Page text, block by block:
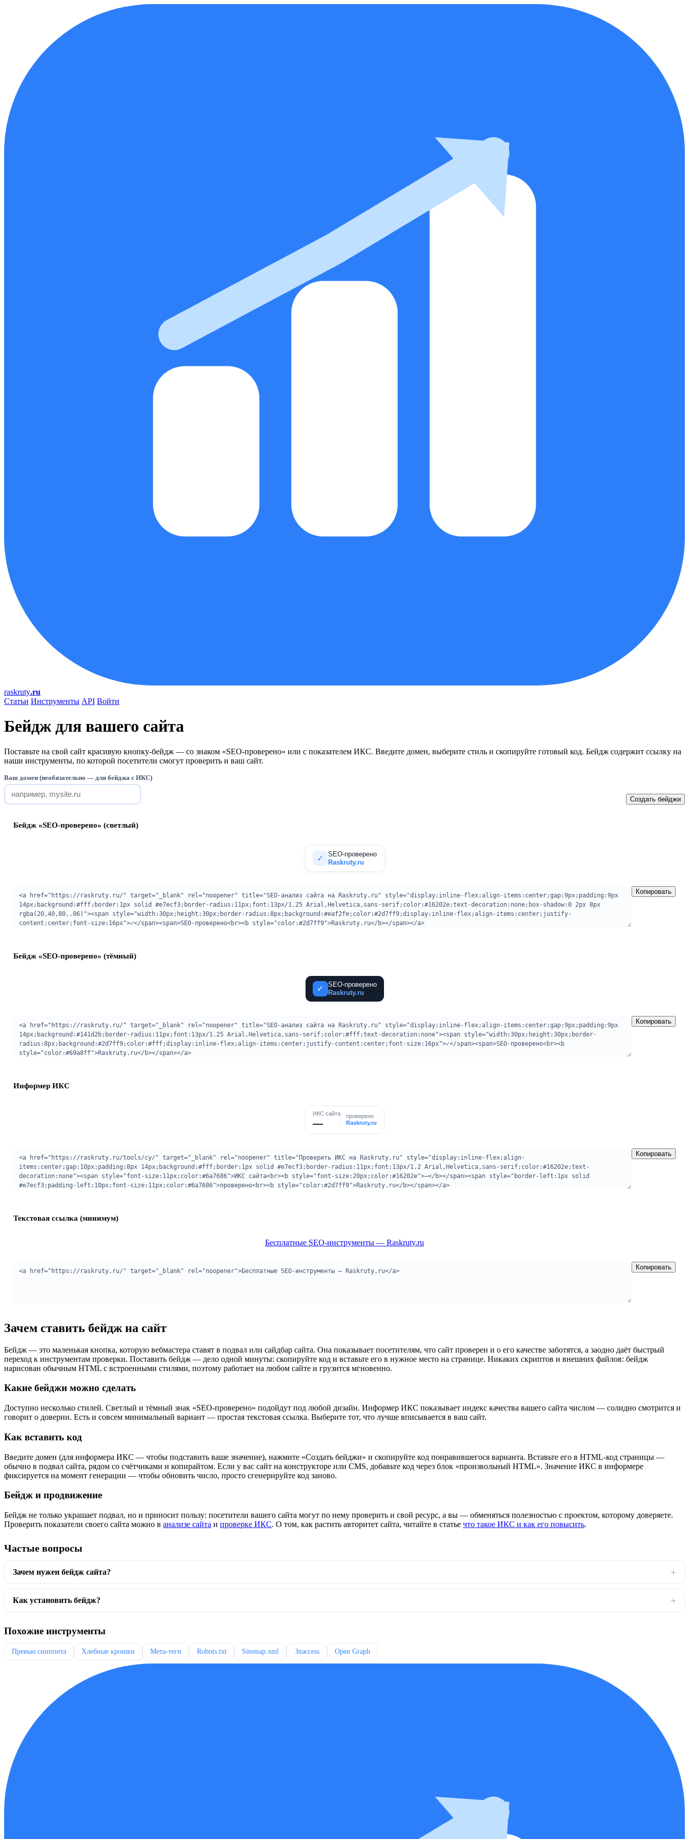
raskruty.ru
Статьи Инструменты API Войти
Бейдж для вашего сайта
Поставьте на свой сайт красивую кнопку-бейдж — со знаком «SEO-проверено» или с показателем ИКС. Введите домен, выберите стиль и скопируйте готовый код. Бейдж содержит ссылку на
наши инструменты, по которой посетители смогут проверить и ваш сайт.
Ваш домен (необязательно — для бейджа с ИКС)
Создать бейджи
Бейдж «SEO-проверено» (светлый)
✓
SEO-проверено
Raskruty.ru
Копировать
Бейдж «SEO-проверено» (тёмный)
✓
SEO-проверено
Raskruty.ru
Копировать
Информер ИКС
ИКС сайта
—
проверено
Raskruty.ru
Копировать
Текстовая ссылка (минимум)
Бесплатные SEO-инструменты — Raskruty.ru
Копировать
Зачем ставить бейдж на сайт
Бейдж — это маленькая кнопка, которую вебмастера ставят в подвал или сайдбар сайта. Она показывает посетителям, что сайт проверен и о его качестве заботятся, а заодно даёт быстрый
переход к инструментам проверки. Поставить бейдж — дело одной минуты: скопируйте код и вставьте его в нужное место на странице. Никаких скриптов и внешних файлов: бейдж
нарисован обычным HTML с встроенными стилями, поэтому работает на любом сайте и грузится мгновенно.
Какие бейджи можно сделать
Доступно несколько стилей. Светлый и тёмный знак «SEO-проверено» подойдут под любой дизайн. Информер ИКС показывает индекс качества вашего сайта числом — солидно смотрится и
говорит о доверии. Есть и совсем минимальный вариант — простая текстовая ссылка. Выберите тот, что лучше вписывается в ваш сайт.
Как вставить код
Введите домен (для информера ИКС — чтобы подставить ваше значение), нажмите «Создать бейджи» и скопируйте код понравившегося варианта. Вставьте его в HTML-код страницы —
обычно в подвал сайта, рядом со счётчиками и копирайтом. Если у вас сайт на конструкторе или CMS, добавьте код через блок «произвольный HTML». Значение ИКС в информере
фиксируется на момент генерации — чтобы обновить число, просто сгенерируйте код заново.
Бейдж и продвижение
Бейдж не только украшает подвал, но и приносит пользу: посетители вашего сайта могут по нему проверить и свой ресурс, а вы — обменяться полезностью с проектом, которому доверяете.
Проверить показатели своего сайта можно в анализе сайта и проверке ИКС. О том, как растить авторитет сайта, читайте в статье что такое ИКС и как его повысить.
Частые вопросы
Зачем нужен бейдж сайта?
Как установить бейдж?
Похожие инструменты
Превью сниппета Хлебные крошки Мета-теги Robots.txt Sitemap.xml .htaccess Open Graph